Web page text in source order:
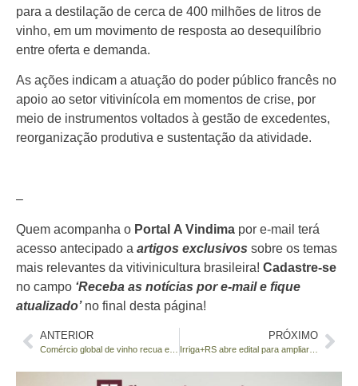
para a destilação de cerca de 400 milhões de litros de
vinho, em um movimento de resposta ao desequilíbrio
entre oferta e demanda.
As ações indicam a atuação do poder público francês no
apoio ao setor vitivinícola em momentos de crise, por
meio de instrumentos voltados à gestão de excedentes,
reorganização produtiva e sustentação da atividade.
–
Quem acompanha o Portal A Vindima por e-mail terá
acesso antecipado a artigos exclusivos sobre os temas
mais relevantes da vitivinicultura brasileira! Cadastre-se
no campo ‘Receba as notícias por e-mail e fique
atualizado’no final desta página!
ANTERIOR PRÓXIMO
Irriga+RS abre edital para ampliar irrigação no campo